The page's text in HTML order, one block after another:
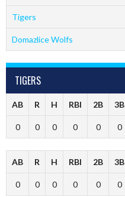
Tigers
Domazlice Wolfs
TIGERS
AB R H RBI 2B 3B
0 0 0 0 0 0
AB R H RBI 2B 3B
0 0 0 0 0 0